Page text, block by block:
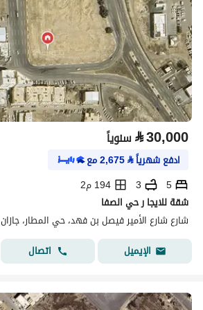
⃁30,000 سنوياً
ادفع شهرياً⃁
2,675مع
5
3
194 م2
شقة للايجا ر حي الصفا
شارع شارع الأمير فيصل بن فهد، حي المطار، جازان
الإيميل
اتصال